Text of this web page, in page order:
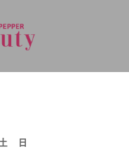
日